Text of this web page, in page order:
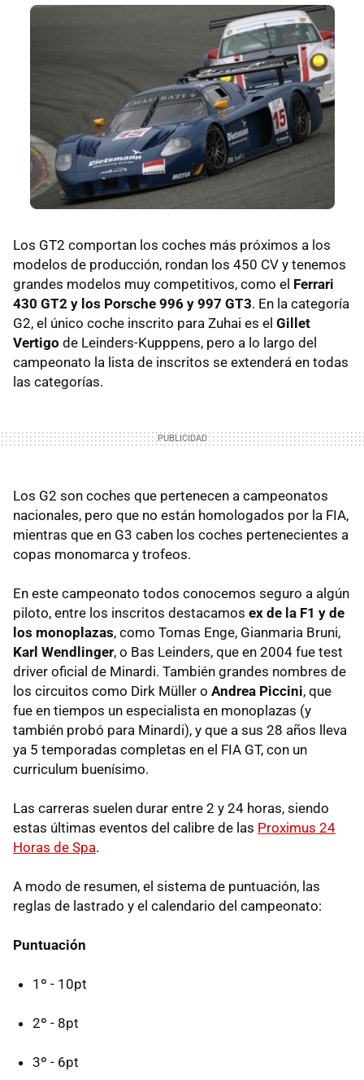
Los GT2 comportan los coches más próximos a los
modelos de producción, rondan los 450 CV y tenemos
grandes modelos muy competitivos, como el Ferrari
430 GT2 y los Porsche 996 y 997 GT3. En la categoría
G2, el único coche inscrito para Zuhai es el Gillet
Vertigo de Leinders-Kupppens, pero a lo largo del
campeonato la lista de inscritos se extenderá en todas
las categorías.
Los G2 son coches que pertenecen a campeonatos
nacionales, pero que no están homologados por la FIA,
mientras que en G3 caben los coches pertenecientes a
copas monomarca y trofeos.
En este campeonato todos conocemos seguro a algún
piloto, entre los inscritos destacamos ex de la F1 y de
los monoplazas, como Tomas Enge, Gianmaria Bruni,
Karl Wendlinger, o Bas Leinders, que en 2004 fue test
driver oficial de Minardi. También grandes nombres de
los circuitos como Dirk Müller o Andrea Piccini, que
fue en tiempos un especialista en monoplazas (y
también probó para Minardi), y que a sus 28 años lleva
ya 5 temporadas completas en el FIA GT, con un
curriculum buenísimo.
Las carreras suelen durar entre 2 y 24 horas, siendo
estas últimas eventos del calibre de las Proximus 24
Horas de Spa.
A modo de resumen, el sistema de puntuación, las
reglas de lastrado y el calendario del campeonato:
Puntuación
1º - 10pt
2º - 8pt
3º - 6pt